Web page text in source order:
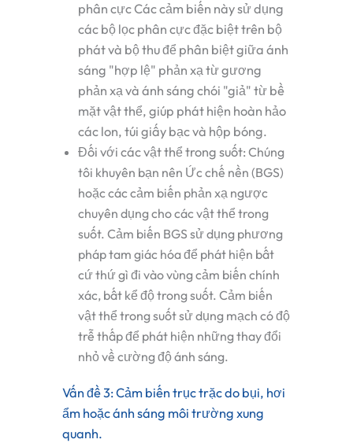
phân cựcCác cảm biến này sử dụng
các bộ lọc phân cực đặc biệt trên bộ
phát và bộ thu để phân biệt giữa ánh
sáng "hợp lệ" phản xạ từ gương
phản xạ và ánh sáng chói "giả" từ bề
mặt vật thể, giúp phát hiện hoàn hảo
các lon, túi giấy bạc và hộp bóng.
Đối với các vật thể trong suốt: Chúng
tôi khuyên bạn nên Ức chế nền (BGS)
hoặc các cảm biến phản xạ ngược
chuyên dụng cho các vật thể trong
suốt. Cảm biến BGS sử dụng phương
pháp tam giác hóa để phát hiện bất
cứ thứ gì đi vào vùng cảm biến chính
xác, bất kể độ trong suốt. Cảm biến
vật thể trong suốt sử dụng mạch có độ
trễ thấp để phát hiện những thay đổi
nhỏ về cường độ ánh sáng.
Vấn đề 3: Cảm biến trục trặc do bụi, hơi
ẩm hoặc ánh sáng môi trường xung
quanh.